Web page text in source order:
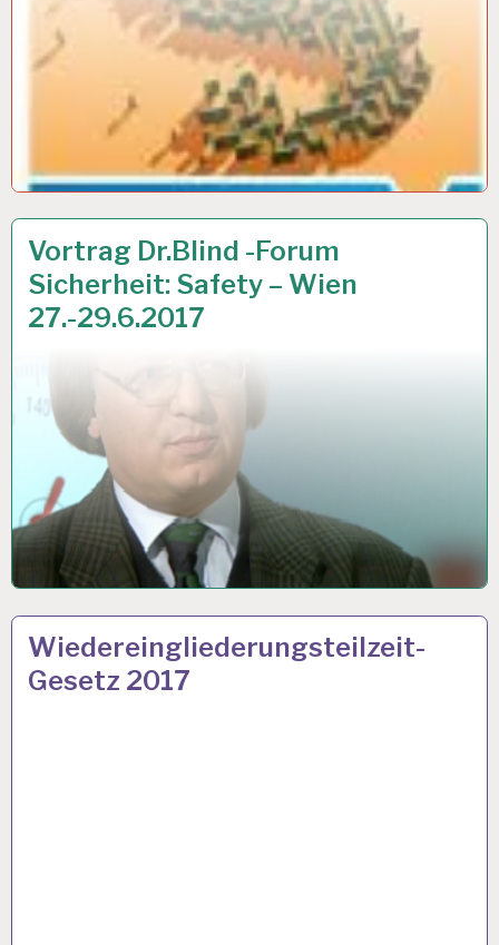
ARBEIT
UND
GESUNDHEIT…
Vortrag Dr.Blind -Forum
Sicherheit: Safety – Wien
27.-29.6.2017
31 MÄRZ 2017
ARBEIT
UND
GESUNDHEIT…
Wiedereingliederungsteilzeit-
Gesetz 2017
21 FEB. 2017